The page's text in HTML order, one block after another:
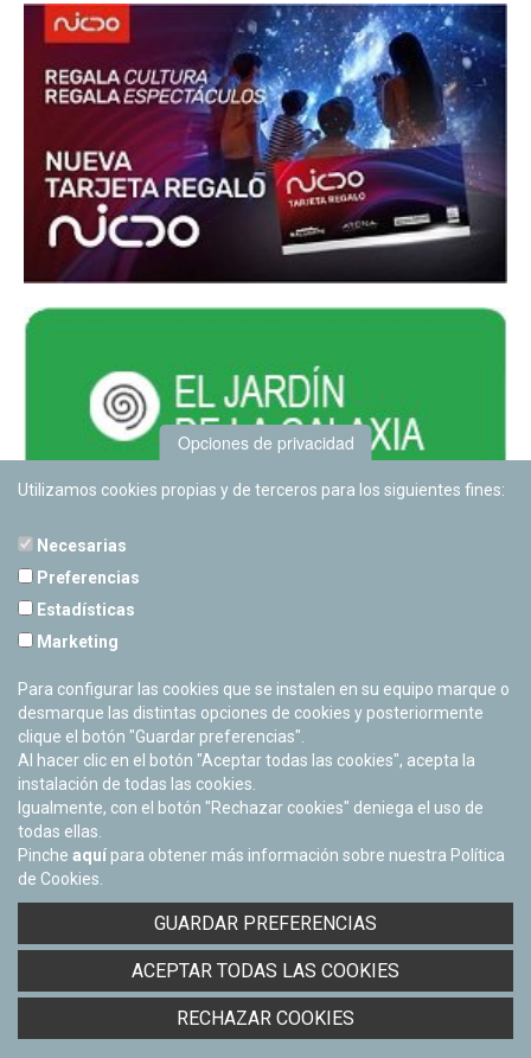
Cerrado Temporalmente
Facebook
Twitter
Youtube
Flickr
Política de privacidad y Aviso legal
Opciones de privacidad
Utilizamos cookies propias y de terceros para los siguientes fines:
Necesarias
Preferencias
Estadísticas
Marketing
Para configurar las cookies que se instalen en su equipo marque o
desmarque las distintas opciones de cookies y posteriormente
clique el botón "Guardar preferencias".
Al hacer clic en el botón "Aceptar todas las cookies", acepta la
instalación de todas las cookies.
Igualmente, con el botón "Rechazar cookies" deniega el uso de
todas ellas.
Pinche aquí para obtener más información sobre nuestra Política
de Cookies.
GUARDAR PREFERENCIAS
ACEPTAR TODAS LAS COOKIES
RECHAZAR COOKIES